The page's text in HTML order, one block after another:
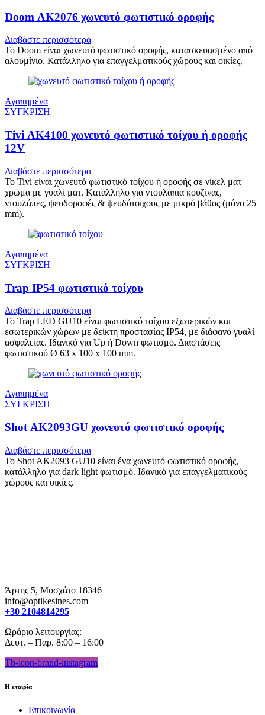
Doom AK2076 χωνευτό φωτιστικό οροφής
Διαβάστε περισσότερα
Το Doom είναι χωνευτό φωτιστικό οροφής, κατασκευασμένο από
αλουμίνιο. Κατάλληλο για επαγγελματικούς χώρους και οικίες.
Αγαπημένα
ΣΥΓΚΡΙΣΗ
Tivi AK4100 χωνευτό φωτιστικό τοίχου ή οροφής
12V
Διαβάστε περισσότερα
Το Tivi είναι χωνευτό φωτιστικό τοίχου ή οροφής σε νίκελ ματ
χρώμα με γυαλί ματ. Kατάλληλο για ντουλάπια κουζίνας,
ντουλάπες, ψευδοροφές & ψευδότοιχους με μικρό βάθος (μόνο 25
mm).
Αγαπημένα
ΣΥΓΚΡΙΣΗ
Trap IP54 φωτιστικό τοίχου
Διαβάστε περισσότερα
Το Trap LED GU10 είναι φωτιστικό τοίχου εξωτερικών και
εσωτερικών χώρων με δείκτη προστασίας IP54, με διάφανο γυαλί
ασφαλείας. Ιδανικό για Up ή Down φωτισμό. Διαστάσεις
φωτιστικού Ø 63 x 100 x 100 mm.
Αγαπημένα
ΣΥΓΚΡΙΣΗ
Shot AK2093GU χωνευτό φωτιστικό οροφής
Διαβάστε περισσότερα
Το Shot AK2093 GU10 είναι ένα χωνευτό φωτιστικό οροφής,
κατάλληλο για dark light φωτισμό. Ιδανικό για επαγγελματικούς
χώρους και οικίες.
Άρτης 5, Μοσχάτο 18346
info@optikesines.com
+30 2104814295
Ωράριο λειτουργίας:
Δευτ. – Παρ. 8:00 – 16:00
Tb-icon-brand-instagram
Η εταιρία
Επικοινωνία